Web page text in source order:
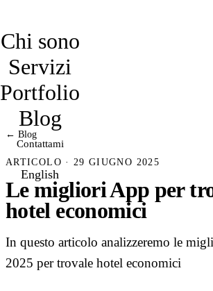
Chi sono
Servizi
Portfolio
Blog
Contattami
English
← Blog
ARTICOLO · 29 GIUGNO 2025
Le migliori App per
hotel economici
In questo articolo analizzeremo le
2025 per trovale hotel economici